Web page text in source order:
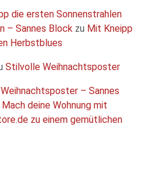
die ersten Sonnenstrahlen
– Sannes Block zu Mit Kneipp
Herbstblues
Stilvolle Weihnachtsposter
– Sannes
Mach deine Wohnung mit
zu einem gemütlichen